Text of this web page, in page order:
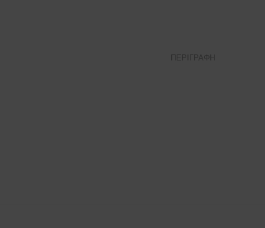
ΠΕΡΙΓΡΑΦΉ